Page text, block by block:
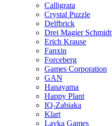
Calligrata
Crystal Puzzle
Delfbrick
Drei Magier Schmidt
Erich Krause
Fanxin
Forceberg
Games Corporation
GAN
Hanayama
Happy Plant
IQ-Zabiaka
Klart
Lavka Games